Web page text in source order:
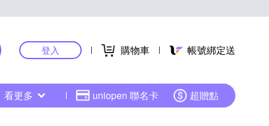
登入 購物車 帳號綁定送
看更多 uniopen 聯名卡 超贈點